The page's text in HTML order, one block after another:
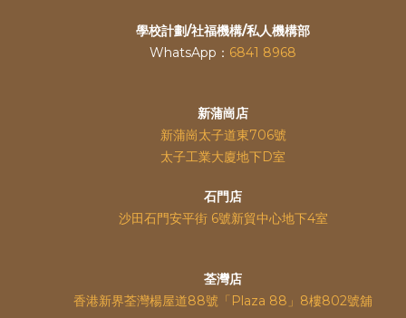
學校計劃/社福機構/私人機構部
WhatsApp： 6841 8968
新蒲崗店
新蒲崗太子道東706號
太子工業大廈地下D室
石門店
沙田石門安平街 6號新貿中心地下4室
荃灣店
香港新界荃灣楊屋道88號「Plaza 88」8樓802號舖